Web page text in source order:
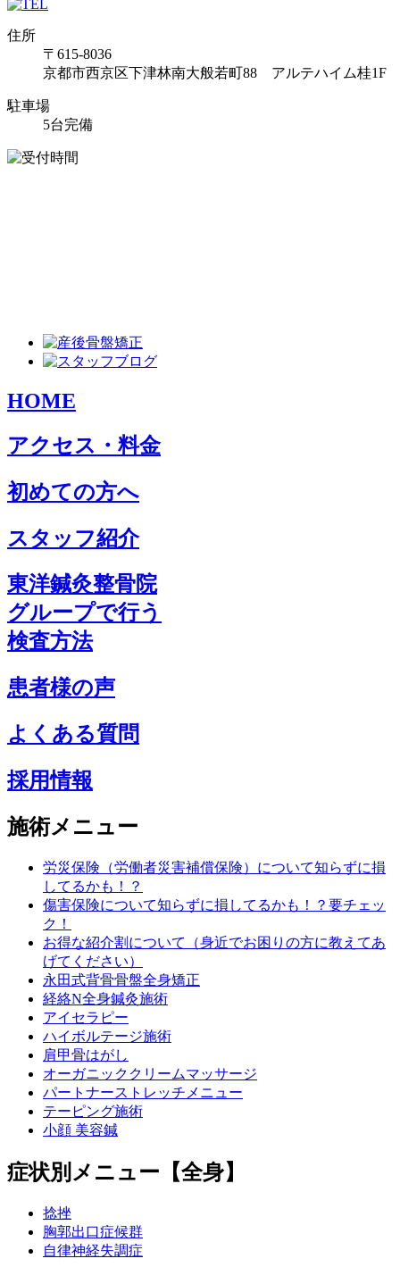
TFCC損傷
マレットフィンガー
ばね指
ド・ケルバン病
手根管症候群
テニス肘 (上腕骨外側上顆炎)
手の痺れ・痛み
肩こり
野球肘
症状別メニュー【足】
膝内側側副靭帯損傷
シーバー病
住所
〒615-8036
京都市西京区下津林南大般若町88 アルテハイム桂1F
駐車場
5台完備
HOME
アクセス・料金
初めての方へ
スタッフ紹介
東洋鍼灸整骨院
グループで行う
検査方法
患者様の声
よくある質問
採用情報
施術メニュー
労災保険（労働者災害補償保険）について知らずに損
してるかも！？
傷害保険について知らずに損してるかも！？要チェッ
ク！
お得な紹介割について（身近でお困りの方に教えてあ
げてください）
永田式背骨骨盤全身矯正
経絡N全身鍼灸施術
アイセラピー
ハイボルテージ施術
肩甲骨はがし
オーガニッククリームマッサージ
パートナーストレッチメニュー
テーピング施術
小顔 美容鍼
症状別メニュー【全身】
捻挫
胸郭出口症候群
自律神経失調症